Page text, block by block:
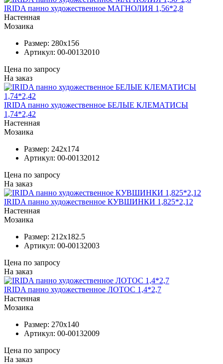
IRIDA панно художественное МАГНОЛИЯ 1,56*2,8
Настенная
Мозаика
Размер: 280x156
Артикул: 00-00132010
Цена по запросу
На заказ
IRIDA панно художественное БЕЛЫЕ КЛЕМАТИСЫ
1,74*2,42
Настенная
Мозаика
Размер: 242x174
Артикул: 00-00132012
Цена по запросу
На заказ
IRIDA панно художественное КУВШИНКИ 1,825*2,12
Настенная
Мозаика
Размер: 212x182.5
Артикул: 00-00132003
Цена по запросу
На заказ
IRIDA панно художественное ЛОТОС 1,4*2,7
Настенная
Мозаика
Размер: 270x140
Артикул: 00-00132009
Цена по запросу
На заказ